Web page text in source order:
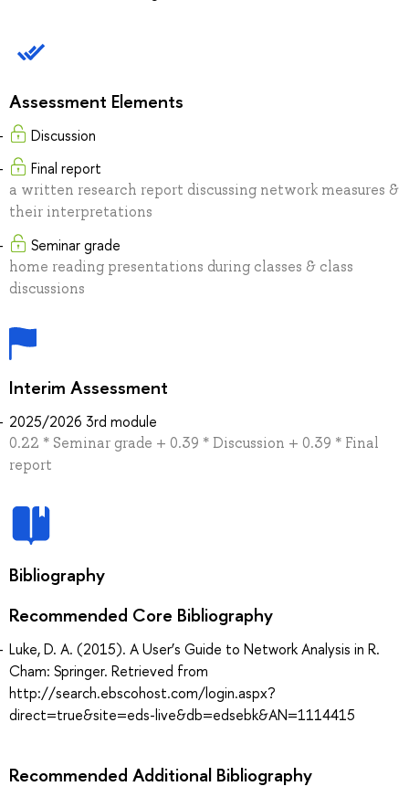
Assessment Elements
Discussion
Final report
a written research report discussing network measures &
their interpretations
Seminar grade
home reading presentations during classes & class
discussions
Interim Assessment
2025/2026 3rd module
0.22 * Seminar grade + 0.39 * Discussion + 0.39 * Final
report
Bibliography
Recommended Core Bibliography
Luke, D. A. (2015). A User’s Guide to Network Analysis in R.
Cham: Springer. Retrieved from
http://search.ebscohost.com/login.aspx?
direct=true&site=eds-live&db=edsebk&AN=1114415
Recommended Additional Bibliography